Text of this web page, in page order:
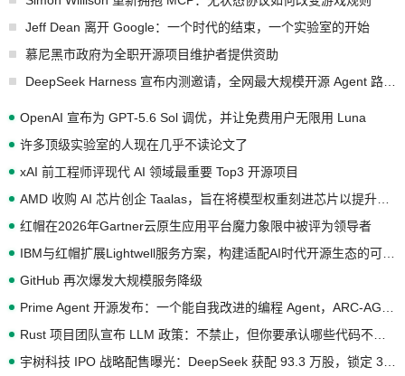
Jeff Dean 离开 Google：一个时代的结束，一个实验室的开始
慕尼黑市政府为全职开源项目维护者提供资助
OpenAI 宣布为 GPT-5.6 Sol 调优，并让免费用户无限用 Luna
许多顶级实验室的人现在几乎不读论文了
xAI 前工程师评现代 AI 领域最重要 Top3 开源项目
红帽在2026年Gartner云原生应用平台魔力象限中被评为领导者
GitHub 再次爆发大规模服务降级